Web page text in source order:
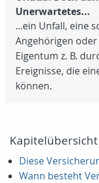
Unerwartetes...
...ein Unfall, eine
Angehörigen
Eigentum z. B.
Ereignisse, die
können.
Kapitelübersicht
Diese
Wann besteht